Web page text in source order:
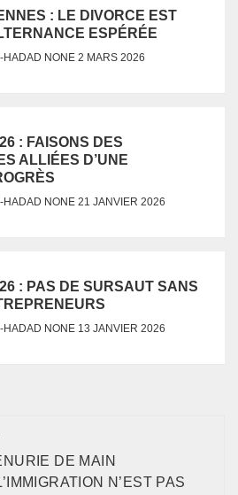
: LE DIVORCE EST
ESPÉRÉE
HADAD NONE 2 MARS 2026
: FAISONS DES
ALLIÉES D’UNE
HADAD NONE 21 JANVIER 2026
: PAS DE SURSAUT SANS
HADAD NONE 13 JANVIER 2026
DE MAIN
N’EST PAS